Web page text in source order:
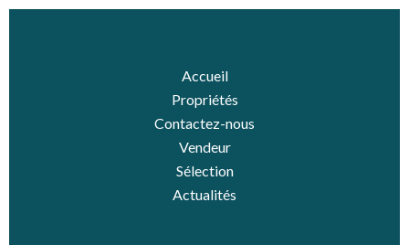
Accueil
Propriétés
Contactez-nous
Vendeur
Sélection
Actualités